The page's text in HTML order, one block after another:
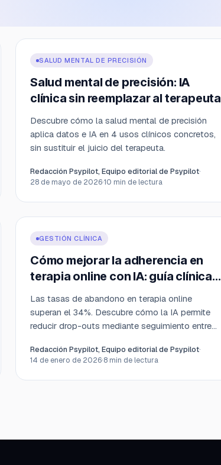
SALUD MENTAL DE PRECISIÓN
Salud mental de precisión: IA
clínica sin reemplazar al terapeuta
Descubre cómo la salud mental de precisión
aplica datos e IA en 4 usos clínicos concretos,
sin sustituir el juicio del terapeuta.
Redacción Psypilot, Equipo editorial de Psypilot·
28 de mayo de 2026·10 min de lectura
GESTIÓN CLÍNICA
Cómo mejorar la adherencia en
terapia online con IA: guía clínica
2026
Las tasas de abandono en terapia online
superan el 34%. Descubre cómo la IA permite
reducir drop-outs mediante seguimiento entre
Redacción Psypilot, Equipo editorial de Psypilot·
14 de enero de 2026·8 min de lectura